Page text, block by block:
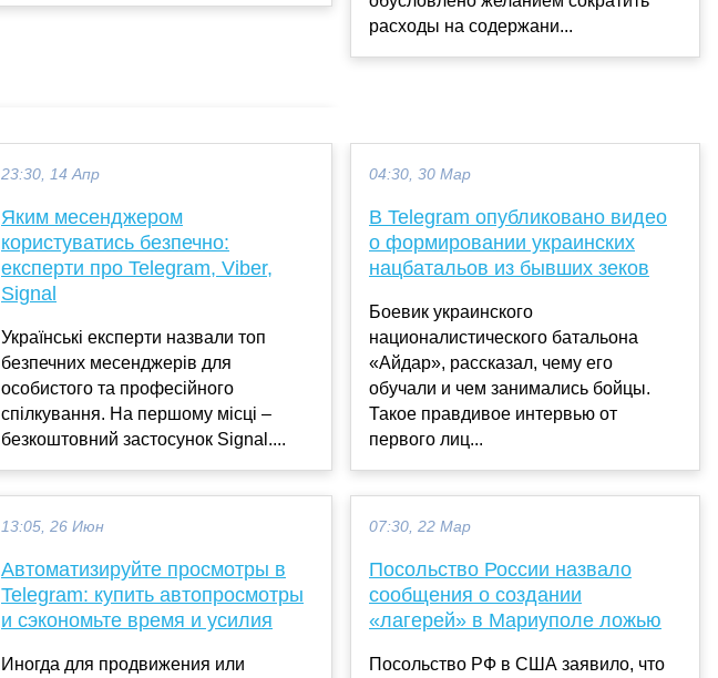
расходы на содержани...
23:30, 14 Апр
Яким месенджером
користуватись безпечно:
експерти про Telegram, Viber,
Signal
Українські експерти назвали топ
безпечних месенджерів для
особистого та професійного
спілкування. На першому місці –
безкоштовний застосунок Signal....
13:05, 26 Июн
Автоматизируйте просмотры в
Telegram: купить автопросмотры
и сэкономьте время и усилия
Иногда для продвижения или
04:30, 30 Мар
В Telegram опубликовано видео
о формировании украинских
нацбатальов из бывших зеков
Боевик украинского
националистического батальона
«Айдар», рассказал, чему его
обучали и чем занимались бойцы.
Такое правдивое интервью от
первого лиц...
07:30, 22 Мар
Посольство России назвало
сообщения о создании
«лагерей» в Мариуполе ложью
Посольство РФ в США заявило, что